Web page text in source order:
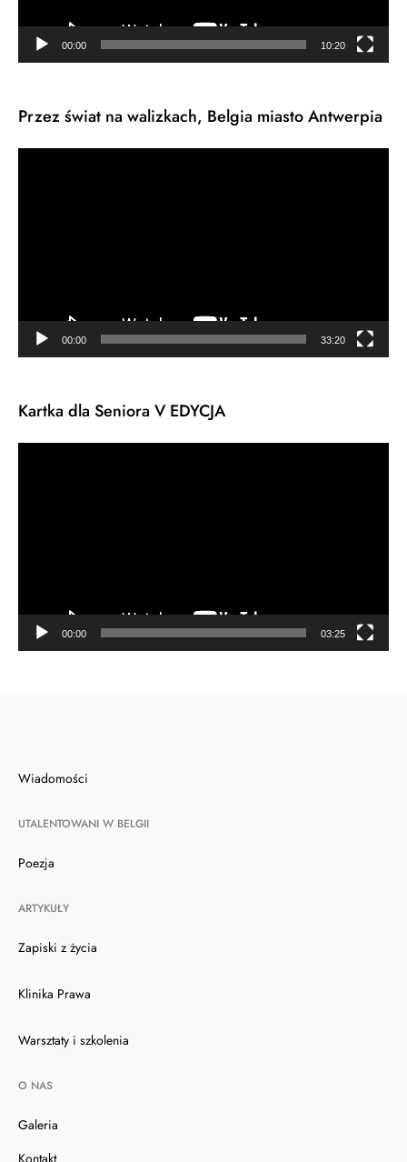
00:00 10:20
Przez świat na walizkach, Belgia miasto Antwerpia
00:00 33:20
Kartka dla Seniora V EDYCJA
00:00 03:25
Wiadomości
UTALENTOWANI W BELGII
Poezja
ARTYKUŁY
Zapiski z życia
Klinika Prawa
Warsztaty i szkolenia
O NAS
Galeria